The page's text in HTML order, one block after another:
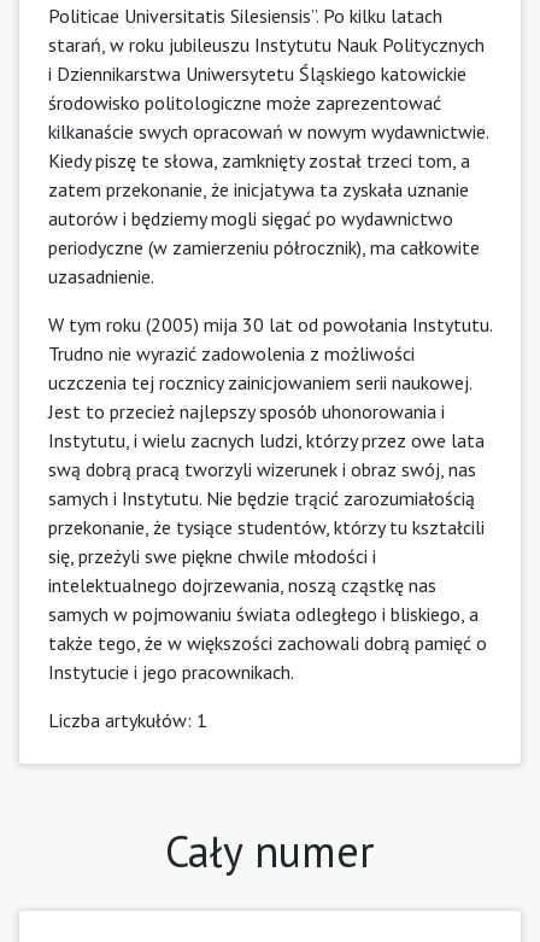
Politicae Universitatis Silesiensis”. Po kilku latach
starań, w roku jubileuszu Instytutu Nauk Politycznych
i Dziennikarstwa Uniwersytetu Śląskiego katowickie
środowisko politologiczne może zaprezentować
kilkanaście swych opracowań w nowym wydawnictwie.
Kiedy piszę te słowa, zamknięty został trzeci tom, a
zatem przekonanie, że inicjatywa ta zyskała uznanie
autorów i będziemy mogli sięgać po wydawnictwo
periodyczne (w zamierzeniu półrocznik), ma całkowite
uzasadnienie.
W tym roku (2005) mija 30 lat od powołania Instytutu.
Trudno nie wyrazić zadowolenia z możliwości
uczczenia tej rocznicy zainicjowaniem serii naukowej.
Jest to przecież najlepszy sposób uhonorowania i
Instytutu, i wielu zacnych ludzi, którzy przez owe lata
swą dobrą pracą tworzyli wizerunek i obraz swój, nas
samych i Instytutu. Nie będzie trącić zarozumiałością
przekonanie, że tysiące studentów, którzy tu kształcili
się, przeżyli swe piękne chwile młodości i
intelektualnego dojrzewania, noszą cząstkę nas
samych w pojmowaniu świata odległego i bliskiego, a
także tego, że w większości zachowali dobrą pamięć o
Instytucie i jego pracownikach.
Liczba artykułów: 1
Cały numer